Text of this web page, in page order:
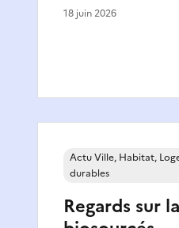
18 juin 2026
Regards sur
Actu Ville, Habitat,
durables